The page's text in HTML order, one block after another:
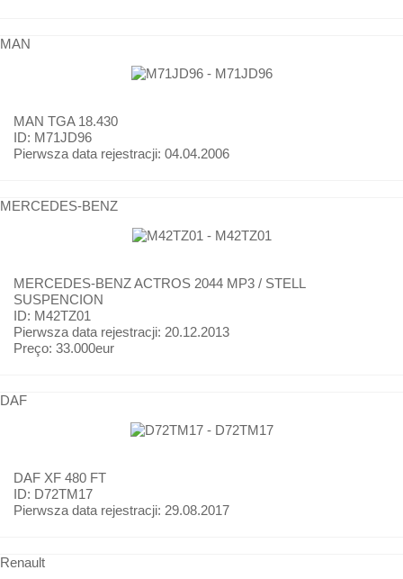
MAN
MAN TGA 18.430
ID: M71JD96
Pierwsza data rejestracji: 04.04.2006
MERCEDES-BENZ
MERCEDES-BENZACTROS 2044 MP3 / STELL
SUSPENCION
ID: M42TZ01
Pierwsza data rejestracji: 20.12.2013
Preço: 33.000eur
DAF
DAF XF 480 FT
ID: D72TM17
Pierwsza data rejestracji: 29.08.2017
Renault